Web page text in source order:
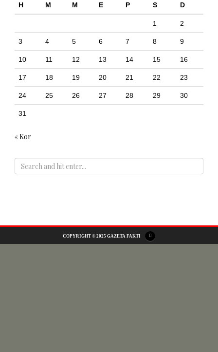
H M M E P S D
1 2
3 4 5 6 7 8 9
10 11 12 13 14 15 16
17 18 19 20 21 22 23
24 25 26 27 28 29 30
31
« Kor
COPYRIGHT © 2025 GAZETA FAKTI